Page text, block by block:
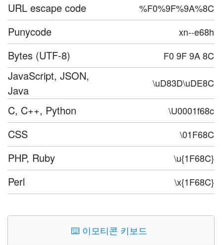
URL escape code %F0%9F%9A%8C
Punycode xn--e68h
Bytes (UTF-8) F0 9F 9A 8C
JavaScript, JSON,
Java
\uD83D\uDE8C
C, C++, Python \U0001f68c
CSS \01F68C
PHP, Ruby \u{1F68C}
Perl \x{1F68C}
⌨️ 이모티콘 키보드